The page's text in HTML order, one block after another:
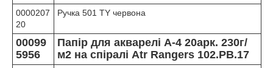
0000207
20
Ручка 501 TY червона
00099
5956
Папір для акварелі А-4 20арк. 230г/
м2 на спіралі Atr Rangers 102.PB.17